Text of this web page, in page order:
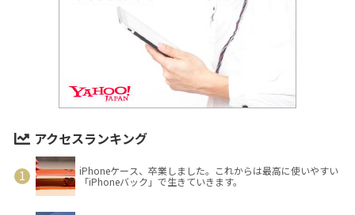
アクセスランキング
iPhoneケース、卒業しました。これからは最高に使いやすい
「iPhoneバック」で生きていきます。